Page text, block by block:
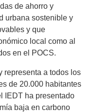
de ahorro y
urbana sostenible y
y que
local como al
en el POCS.
representa a todos los
de 20.000 habitantes
IEDT ha presentado
baja en carbono